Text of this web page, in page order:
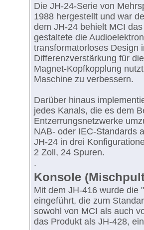
Die JH-24-Serie von
1988 hergestellt und war
dem JH-24 behielt MCI
gestaltete die
transformatorloses Design
Differenzverstärkung für
Magnet-Kopfkopplung
Maschine zu verbessern.
Darüber hinaus
jedes Kanals, die es dem
Entzerrungsnetzwerke
NAB- oder IEC-Standards
JH-24 in drei
2 Zoll, 24 Spuren.
.
Konsole
Mit dem JH-416 wurde die
eingeführt, die zum
sowohl von MCI als auch
das Produkt als JH-428,